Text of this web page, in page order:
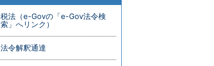
税法（e-Govの「e-Gov法令検
索」へリンク）
法令解釈通達